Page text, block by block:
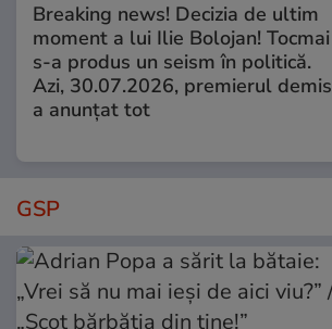
Breaking news! Decizia de ultim
moment a lui Ilie Bolojan! Tocmai
s-a produs un seism în politică.
Azi, 30.07.2026, premierul demis
a anunțat tot
GSP